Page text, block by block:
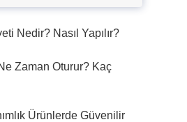
Nedir? Nasıl Yapılır?
Zaman Oturur? Kaç
Ürünlerde Güvenilir